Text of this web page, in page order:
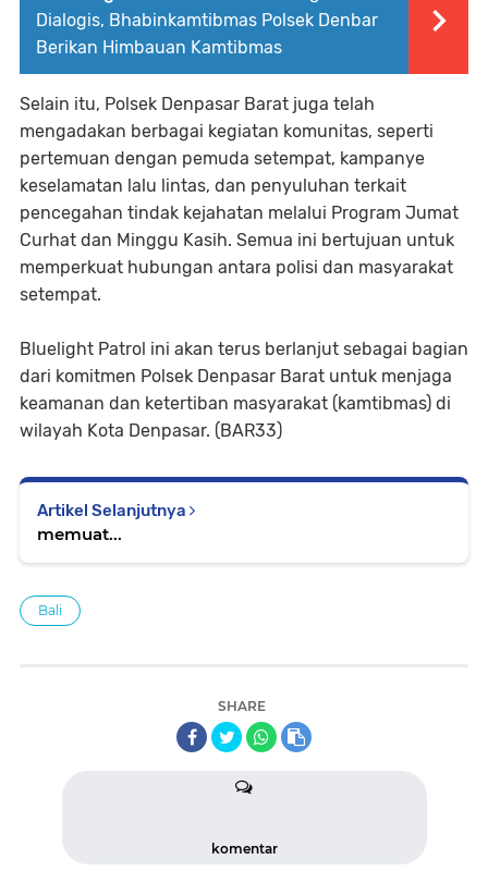
Dialogis, Bhabinkamtibmas Polsek Denbar
Berikan Himbauan Kamtibmas
Selain itu, Polsek Denpasar Barat juga telah
mengadakan berbagai kegiatan komunitas, seperti
pertemuan dengan pemuda setempat, kampanye
keselamatan lalu lintas, dan penyuluhan terkait
pencegahan tindak kejahatan melalui Program Jumat
Curhat dan Minggu Kasih. Semua ini bertujuan untuk
memperkuat hubungan antara polisi dan masyarakat
setempat.
Bluelight Patrol ini akan terus berlanjut sebagai bagian
dari komitmen Polsek Denpasar Barat untuk menjaga
keamanan dan ketertiban masyarakat (kamtibmas) di
wilayah Kota Denpasar. (BAR33)
Artikel Selanjutnya
memuat...
Bali
SHARE
komentar